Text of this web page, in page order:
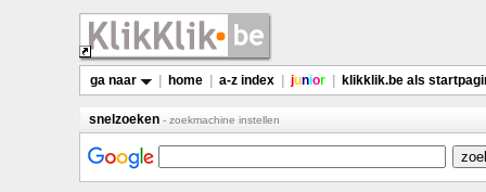
ga naar home a-z index junior klikklik.be als
snelzoeken - zoekmachine instellen